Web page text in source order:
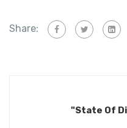
Share:
"State Of